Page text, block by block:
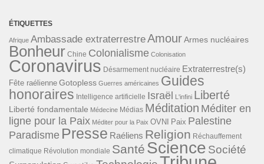
ÉTIQUETTES
Afrique Ambassade extraterrestreAmourArmes nucléaires
Bonheur Chine Colonialisme Colonisation
Coronavirus Désarmement nucléaire Extraterrestre(s)
Fête raélienne Gotopless Guerres américaines Guides
honoraires Intelligence artificielle Israël L'infini Liberté
Liberté fondamentale Médecine Médias Méditation Méditer en
ligne pour la Paix Méditer pour la Paix OVNI Paix Palestine
Paradisme Presse Raéliens Religion Réchauffement
climatique Révolution mondiale Santé Science Société